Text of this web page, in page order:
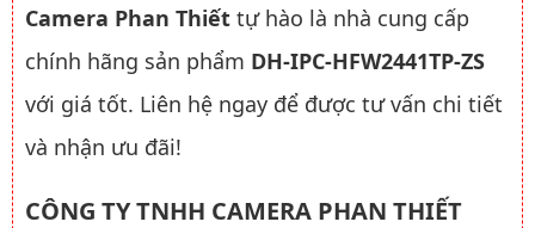
Camera Phan Thiết tự hào là nhà cung cấp
chính hãng sản phẩm DH-IPC-HFW2441TP-ZS
với giá tốt. Liên hệ ngay để được tư vấn chi tiết
và nhận ưu đãi!
CÔNG TY TNHH CAMERA PHAN THIẾT